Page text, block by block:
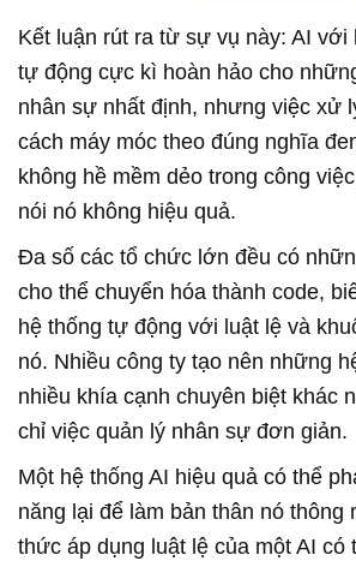
Kết luận rút ra từ sự vụ này: AI với
tự động cực kì hoàn hảo cho
nhân sự nhất định, nhưng việc xử
cách máy móc theo đúng nghĩa
không hề mềm dẻo trong công
nói nó không hiệu quả.
Đa số các tổ chức lớn đều có
cho thể chuyển hóa thành code,
hệ thống tự động với luật lệ và
nó. Nhiều công ty tạo nên những
nhiều khía cạnh chuyên biệt khác
chỉ việc quản lý nhân sự đơn giản.
Một hệ thống AI hiệu quả có thể
năng lại để làm bản thân nó thông
thức áp dụng luật lệ của một AI có